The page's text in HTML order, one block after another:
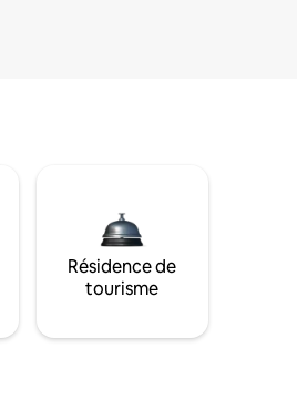
Résidence de
tourisme